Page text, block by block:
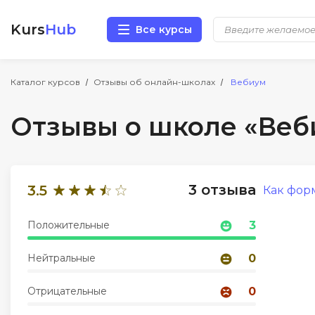
KursHub Все курсы
Каталог курсов Отзывы об онлайн-школах Вебиум
Отзывы о школе
3.5 3 отзыва
Положительные 3
Нейтральные 0
Отрицательные 0
Как
Разработка
Маркетинг
Аналитика
Менеджмент
Иностранные языки